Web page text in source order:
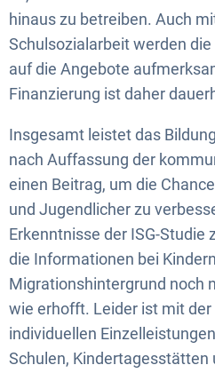
hinaus zu betreiben. Auch
Schulsozialarbeit werden
auf die Angebote
Finanzierung ist daher
Insgesamt leistet das
nach Auffassung der
einen Beitrag, um die
und Jugendlicher zu
Erkenntnisse der ISG-Studie
die Informationen bei
Migrationshintergrund noch
wie erhofft. Leider ist mit
individuellen
Schulen, Kindertagesstätten